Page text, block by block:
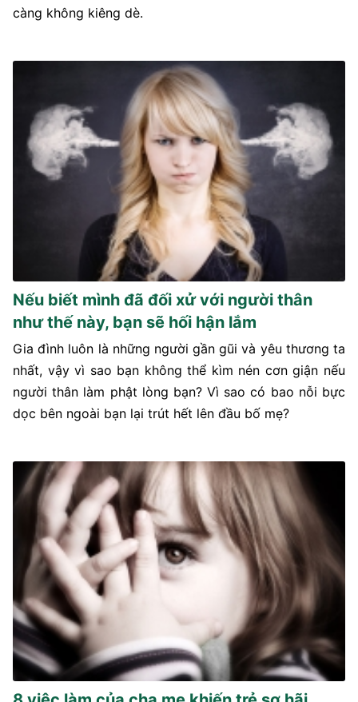
càng không kiêng dè.
Nếu biết mình đã đối xử với người thân
như thế này, bạn sẽ hối hận lắm
Gia đình luôn là những người gần gũi và yêu thương ta
nhất, vậy vì sao bạn không thể kìm nén cơn giận nếu
người thân làm phật lòng bạn? Vì sao có bao nỗi bực
dọc bên ngoài bạn lại trút hết lên đầu bố mẹ?